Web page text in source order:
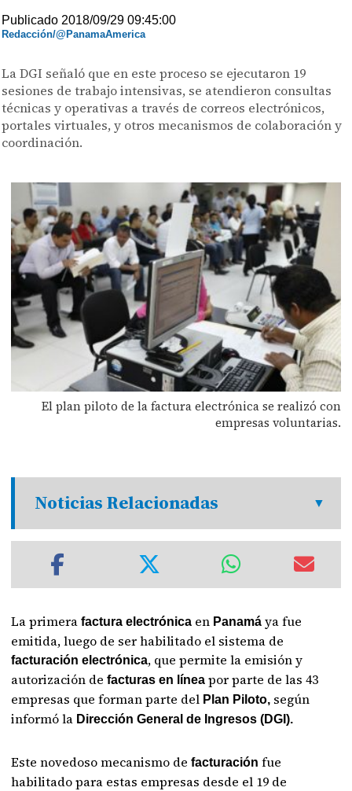
Publicado 2018/09/29 09:45:00
Redacción/@PanamaAmerica
La DGI señaló que en este proceso se ejecutaron 19
sesiones de trabajo intensivas, se atendieron consultas
técnicas y operativas a través de correos electrónicos,
portales virtuales, y otros mecanismos de colaboración y
coordinación.
El plan piloto de la factura electrónica se realizó con
empresas voluntarias.
Noticias Relacionadas
La primerafactura electrónica en Panamá ya fue
emitida, luego de ser habilitado el sistema de
facturación electrónica, que permite la emisión y
autorización defacturas en línea por parte de las 43
empresas que forman parte del Plan Piloto, según
informó la Dirección General de Ingresos (DGI).
Este novedoso mecanismo defacturación fue
habilitado para estas empresas desde el 19 de